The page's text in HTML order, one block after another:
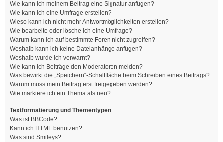
Wie kann ich meinem Beitrag eine Signatur anfügen?
Wie kann ich eine Umfrage erstellen?
Wieso kann ich nicht mehr Antwortmöglichkeiten erstellen?
Wie bearbeite oder lösche ich eine Umfrage?
Warum kann ich auf bestimmte Foren nicht zugreifen?
Weshalb kann ich keine Dateianhänge anfügen?
Weshalb wurde ich verwarnt?
Wie kann ich Beiträge den Moderatoren melden?
Was bewirkt die „Speichern“-Schaltfläche beim Schreiben eines Beitrags?
Warum muss mein Beitrag erst freigegeben werden?
Wie markiere ich ein Thema als neu?
Textformatierung und Thementypen
Was ist BBCode?
Kann ich HTML benutzen?
Was sind Smileys?